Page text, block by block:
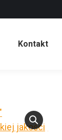
Kontakt